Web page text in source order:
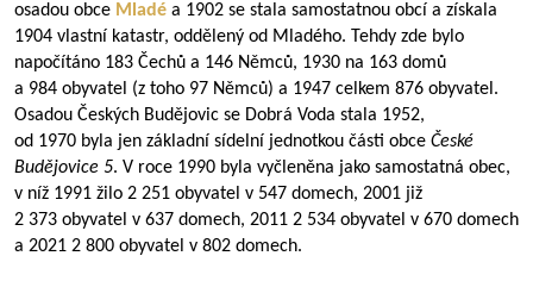
osadou obce Mladé a 1902 se stala samostatnou obcí a získala
1904 vlastní katastr, oddělený od Mladého. Tehdy zde bylo
napočítáno 183 Čechů a 146 Němců, 1930 na 163 domů
a 984 obyvatel (z toho 97 Němců) a 1947 celkem 876 obyvatel.
Osadou Českých Budějovic se Dobrá Voda stala 1952,
od 1970 byla jen základní sídelní jednotkou části obce České
Budějovice 5. V roce 1990 byla vyčleněna jako samostatná obec,
v níž 1991 žilo 2 251 obyvatel v 547 domech, 2001 již
2 373 obyvatel v 637 domech, 2011 2 534 obyvatel v 670 domech
a 2021 2 800 obyvatel v 802 domech.